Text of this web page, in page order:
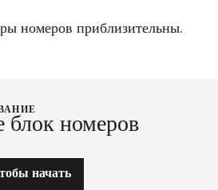
номеров приблизительны.
блок номеров
начать